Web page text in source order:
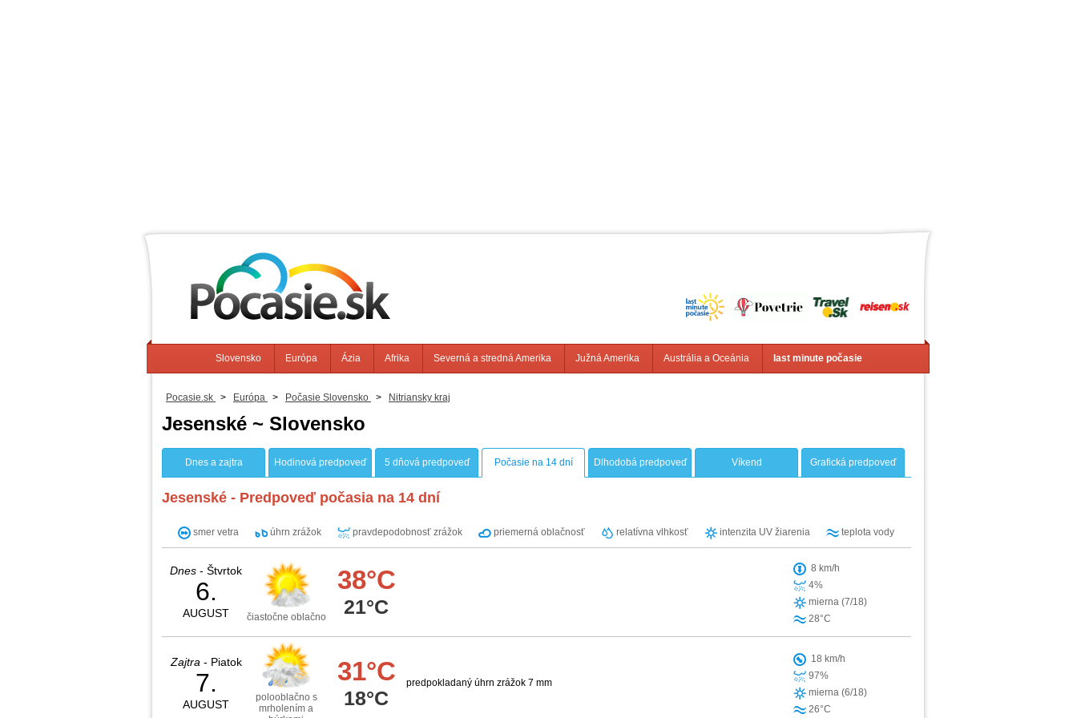
Slovensko Európa Ázia Afrika Severná a stredná Amerika Južná Amerika Austrália a Oceánia last minute počasie
Pocasie.sk > Európa > Počasie Slovensko > Nitriansky kraj
Jesenské ~ Slovensko
Dnes a zajtra Hodinová predpoveď 5 dňová predpoveď Počasie na 14 dní Dlhodobá predpoveď Víkend Grafická predpoveď
Jesenské - Predpoveď počasia na 14 dní
smer vetra úhrn zrážok pravdepodobnosť zrážok priemerná oblačnosť relatívna vlhkosť intenzita UV žiarenia teplota vody
Dnes - Štvrtok
6.
AUGUST čiastočne oblačno
38°C
21°C
8 km/h
4%
mierna (7/18)
28°C
Zajtra - Piatok
7.
AUGUST
polooblačno s
mrholením a
31°C
18°C
predpokladaný úhrn zrážok 7 mm
18 km/h
97%
mierna (6/18)
26°C